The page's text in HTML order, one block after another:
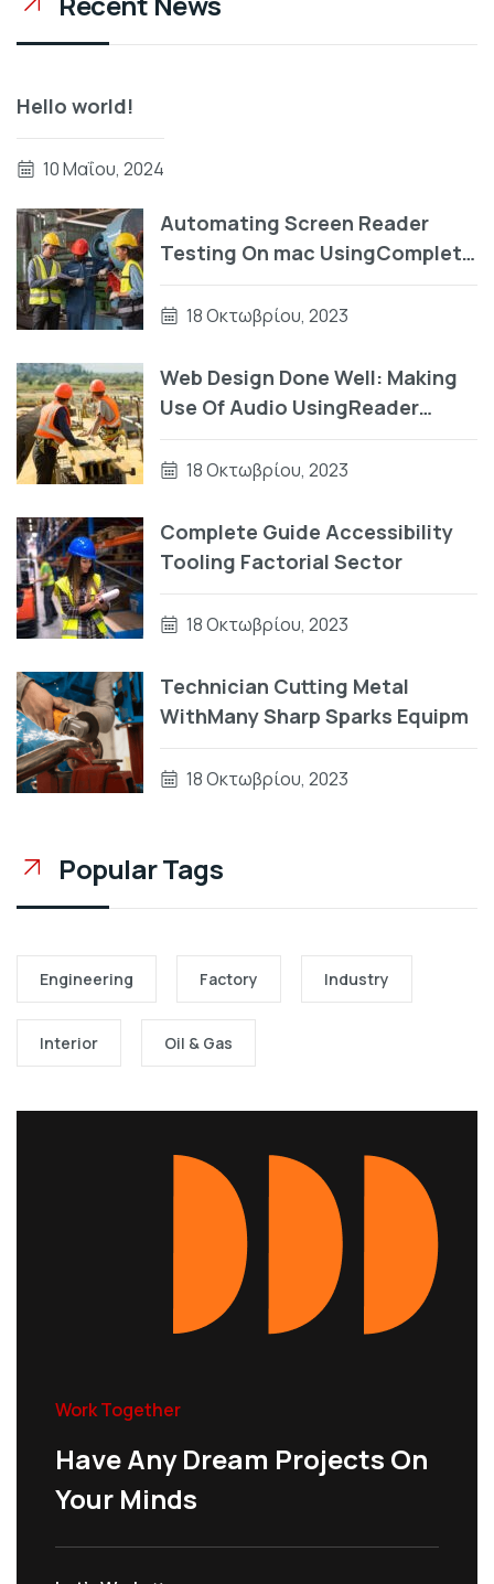
Hello world!
10 Μαΐου, 2024
Automating Screen Reader
Testing On mac UsingComplete
Guide To Accessibility Tooling
18 Οκτωβρίου, 2023
Web Design Done Well: Making
Use Of Audio UsingReader
Testing On macOS Using Auto
VO18 Οκτωβρίου, 2023
Complete Guide Accessibility
Tooling Factorial Sector
18 Οκτωβρίου, 2023
Technician Cutting Metal
WithMany Sharp Sparks Equipm
18 Οκτωβρίου, 2023
Popular Tags
Engineering Factory Industry
Interior Oil & Gas
Work Together
Have Any Dream Projects On
Your Minds